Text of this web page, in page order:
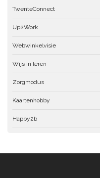
TwenteConnect
Up2Work
Webwinkelvisie
Wijs in leren
Zorgmodus
Kaartenhobby
Happy2b